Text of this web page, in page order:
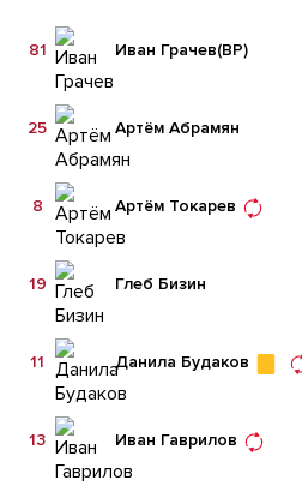
Иван Грачев(ВР)
81
Артём Абрамян
25
Артём Токарев
8
Глеб Бизин
19
Данила Будаков
11
Иван Гаврилов
13